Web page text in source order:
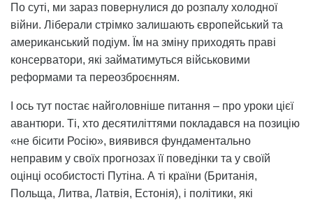
По суті, ми зараз повернулися до розпалу холодної
війни. Ліберали стрімко залишають європейський та
американський подіум. Їм на зміну приходять праві
консерватори, які займатимуться військовими
реформами та переозброєнням.
І ось тут постає найголовніше питання – про уроки цієї
авантюри. Ті, хто десятиліттями покладався на позицію
«не бісити Росію», виявився фундаментально
неправим у своїх прогнозах її поведінки та у своїй
оцінці особистості Путіна. А ті країни (Британія,
Польща, Литва, Латвія, Естонія), і політики, які